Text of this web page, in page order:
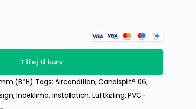
Tilføj til kurv
(B*H) Tags: Aircondition, Canalsplit® 06,
, Indeklima, Installation, Luftkøling, PVC-